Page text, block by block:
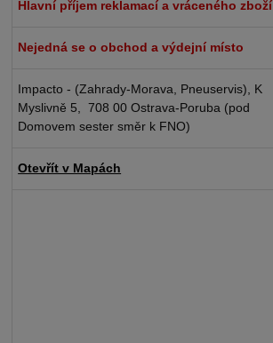
Hlavní příjem reklamací a vráceného zboží
Nejedná se o obchod a výdejní místo
Impacto - (Zahrady-Morava, Pneuservis), K
Myslivně 5, 708 00 Ostrava-Poruba (pod
Domovem sester směr k FNO)
Otevřít v Mapách